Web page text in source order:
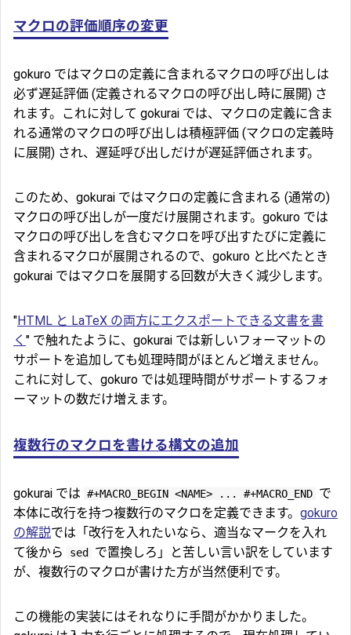
マクロの評価順序の変更
gokuro ではマクロの定義に含まれるマクロの呼び出しは
必ず遅延評価 (定義されるマクロの呼び出し時に展開) さ
れます。これに対して gokurai では、マクロの定義に含ま
れる通常のマクロの呼び出しは積極評価 (マクロの定義時
に展開) され、遅延呼び出しだけが遅延評価されます。
このため、gokurai ではマクロの定義に含まれる (通常の)
マクロの呼び出しが一度だけ展開されます。gokuro では
マクロの呼び出しを含むマクロを呼び出すたびに定義に
含まれるマクロが展開されるので、gokuro と比べたとき
gokurai ではマクロを展開する回数が大きく減少します。
"HTML と LaTeX の両方にエクスポートできる文書を書
く " で触れたように、gokurai では新しいフォーマットの
サポートを追加しても処理時間がほとんど増えません。
これに対して、gokuro では処理時間がサポートするフォ
ーマットの数だけ増えます。
複数行のマクロを書ける構文の追加
gokurai では #+MACRO_BEGIN <NAME> ... #+MACRO_END で
本体に改行を持つ複数行のマクロを定義できます。 gokuro
の解説では「改行を入れたいなら、適当なマークを入れ
て後から
sed
で置換しろ」と苦しい言い訳をしています
が、複数行のマクロが書けた方が当然便利です。
この機能の実装にはそれなりに手間がかかりました。